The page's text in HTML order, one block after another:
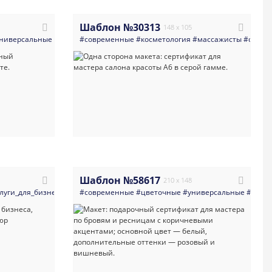
#визажисты #салоны_красоты #минимализм#многоцелевые
#салоны_красоты #косметика #светлые#листовка
Шаблон №30313 148 x 105
#современные #косметология #массажисты
#подарочный_сертификат #салон_красоты
#маникюр_педикюр#салоны_красоты#минимализм
Шаблон №58617 210 x 148
#современные #цветочные #универсальные